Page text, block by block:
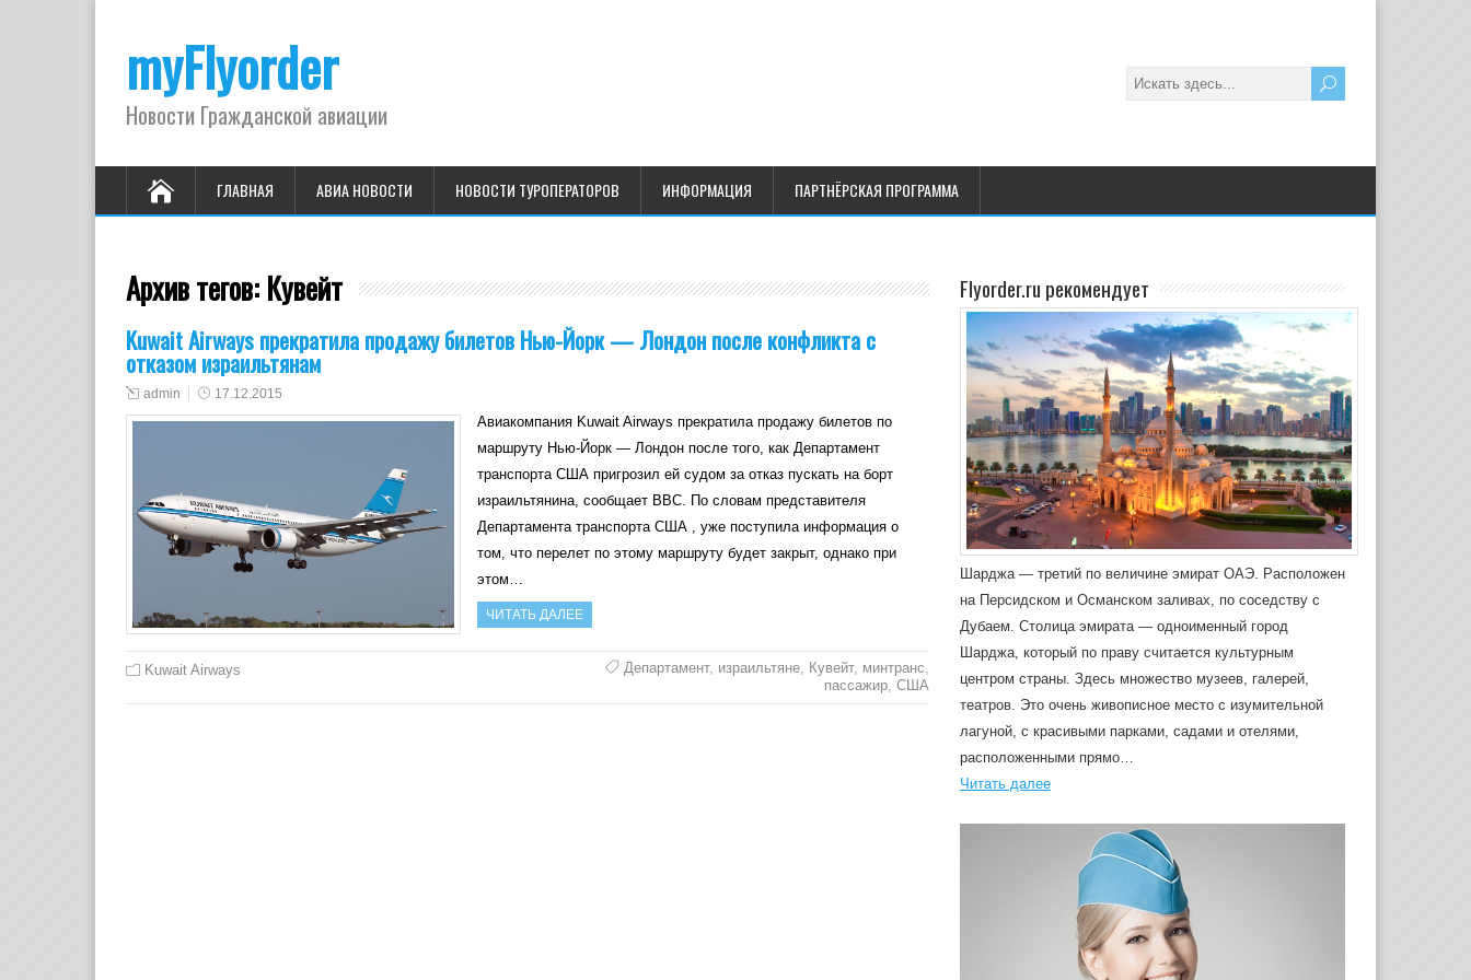
myFlyorder
Новости Гражданской авиации
ГЛАВНАЯ АВИА НОВОСТИ НОВОСТИ ТУРОПЕРАТОРОВ ИНФОРМАЦИЯ ПАРТНЁРСКАЯ ПРОГРАММА
Архив тегов: Кувейт
Kuwait Airways прекратила продажу билетов Нью-Йорк — Лондон после конфликта с
отказом израильтянам
admin 17.12.2015
Авиакомпания Kuwait Airways прекратила продажу билетов по
маршруту Нью-Йорк — Лондон после того, как Департамент
транспорта США пригрозил ей судом за отказ пускать на борт
израильтянина, сообщает BBC. По словам представителя
Департамента транспорта США , уже поступила информация о
том, что перелет по этому маршруту будет закрыт, однако при
этом…
ЧИТАТЬ ДАЛЕЕ
Kuwait Airways Департамент, израильтяне, Кувейт, минтранс,
пассажир, США
Flyorder.ru рекомендует
Шарджа — третий по величине эмират ОАЭ. Расположен
на Персидском и Османском заливах, по соседству с
Дубаем. Столица эмирата — одноименный город
Шарджа, который по праву считается культурным
центром страны. Здесь множество музеев, галерей,
театров. Это очень живописное место с изумительной
лагуной, с красивыми парками, садами и отелями,
расположенными прямо…
Читать далее